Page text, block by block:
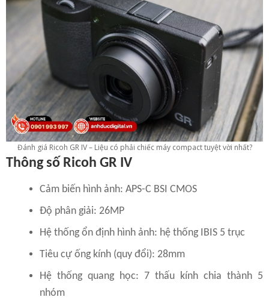
Đánh giá Ricoh GR IV – Liệu có phải chiếc máy compact tuyệt vời nhất?
Thông số Ricoh GR IV
Cảm biến hình ảnh: APS-C BSI CMOS
Độ phân giải: 26MP
Hệ thống ổn định hình ảnh: hệ thống IBIS 5 trục
Tiêu cự ống kính (quy đổi): 28mm
Hệ thống quang học: 7 thấu kính chia thành 5
nhóm